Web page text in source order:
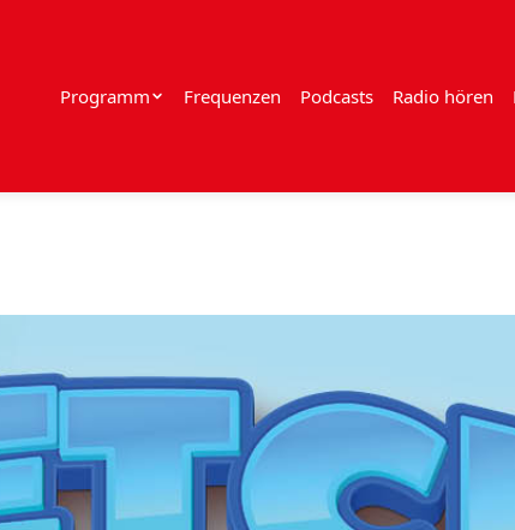
Programm Frequenzen Podcasts Radio hören